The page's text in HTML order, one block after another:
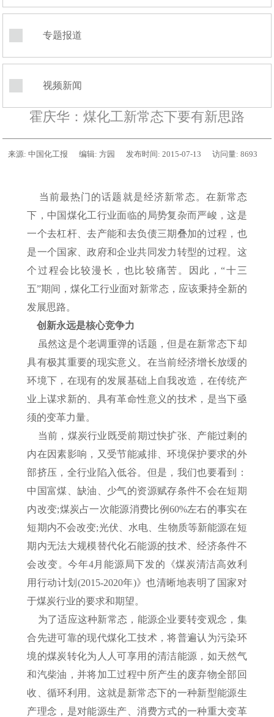
专题报道
视频新闻
霍庆华：煤化工新常态下要有新思路
来源: 中国化工报 编辑: 方园 发布时间: 2015-07-13 访问量: 8693
当前最热门的话题就是经济新常态。在新常态
下，中国煤化工行业面临的局势复杂而严峻，这是
一个去杠杆、去产能和去负债三期叠加的过程，也
是一个国家、政府和企业共同发力转型的过程。这
个过程会比较漫长，也比较痛苦。因此，“十三
五”期间，煤化工行业面对新常态，应该秉持全新的
发展思路。
创新永远是核心竞争力
虽然这是个老调重弹的话题，但是在新常态下却
具有极其重要的现实意义。在当前经济增长放缓的
环境下，在现有的发展基础上自我改造，在传统产
业上谋求新的、具有革命性意义的技术，是当下亟
须的变革力量。
当前，煤炭行业既受前期过快扩张、产能过剩的
内在因素影响，又受节能减排、环境保护要求的外
部挤压，全行业陷入低谷。但是，我们也要看到：
中国富煤、缺油、少气的资源赋存条件不会在短期
内改变;煤炭占一次能源消费比例60%左右的事实在
短期内不会改变;光伏、水电、生物质等新能源在短
期内无法大规模替代化石能源的技术、经济条件不
会改变。今年4月能源局下发的《煤炭清洁高效利
用行动计划(2015-2020年)》也清晰地表明了国家对
于煤炭行业的要求和期望。
为了适应这种新常态，能源企业要转变观念，集
合先进可靠的现代煤化工技术，将普遍认为污染环
境的煤炭转化为人人可享用的清洁能源，如天然气
和汽柴油，并将加工过程中所产生的废弃物全部回
收、循环利用。这就是新常态下的一种新型能源生
产理念，是对能源生产、消费方式的一种重大变革